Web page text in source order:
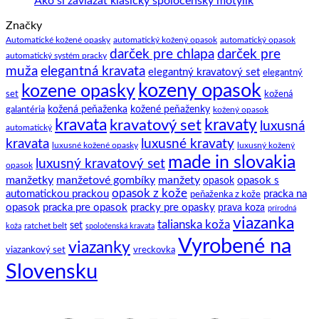
ako
na
to.
manžety
a
ich
história
Ako
si
zaviazať
klasický
spoločenský
motýlik
Značky
Automatické kožené opasky automatický kožený opasok automatický opasok
automatický systém pracky darček pre chlapa darček pre
muža elegantná kravata elegantný kravatový set elegantný
set kozene opasky kozeny opasok kožená
galantéria kožená peňaženka kožené peňaženky kožený opasok
automatický kravata kravatový set kravaty luxusná
kravata luxusné kožené opasky luxusné kravaty luxusný kožený
opasok luxusný kravatový set made in slovakia
manžetky manžetové gombíky manžety opasok opasok s
automatickou prackou opasok z kože peňaženka z kože pracka na
opasok pracka pre opasok pracky pre opasky prava koza prírodná
koža ratchet belt set spoločenská kravata talianska koža viazanka
viazankový set viazanky vreckovka Vyrobené na
Slovensku